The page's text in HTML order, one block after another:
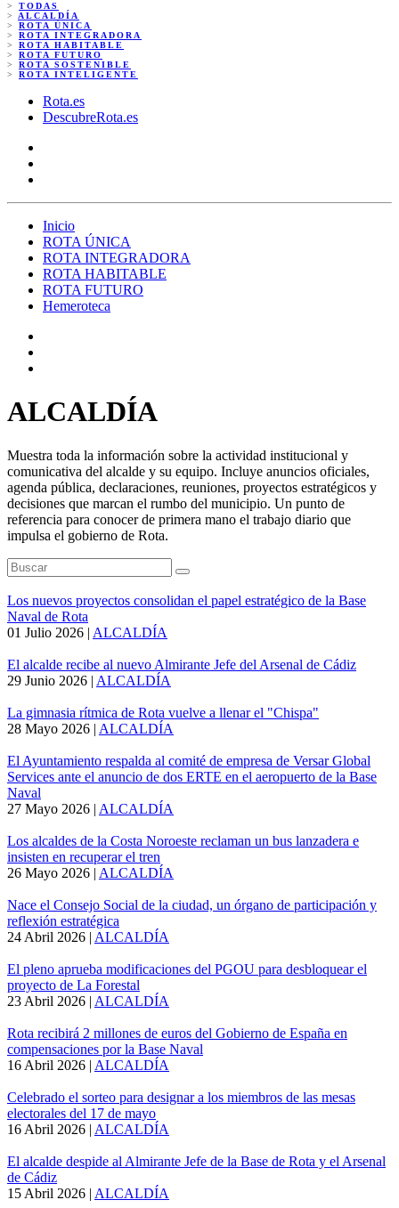
> TODAS
> ALCALDÍA
> ROTA ÚNICA
> ROTA INTEGRADORA
> ROTA HABITABLE
> ROTA FUTURO
> ROTA SOSTENIBLE
> ROTA INTELIGENTE
Rota.es
DescubreRota.es
Inicio
ROTA ÚNICA
ROTA INTEGRADORA
ROTA HABITABLE
ROTA FUTURO
Hemeroteca
ALCALDÍA
Muestra toda la información sobre la actividad institucional y
comunicativa del alcalde y su equipo. Incluye anuncios oficiales,
agenda pública, declaraciones, reuniones, proyectos estratégicos y
decisiones que marcan el rumbo del municipio. Un punto de
referencia para conocer de primera mano el trabajo diario que
impulsa el gobierno de Rota.
Los nuevos proyectos consolidan el papel estratégico de la Base
Naval de Rota
01 Julio 2026 | ALCALDÍA
El alcalde recibe al nuevo Almirante Jefe del Arsenal de Cádiz
29 Junio 2026 | ALCALDÍA
La gimnasia rítmica de Rota vuelve a llenar el "Chispa"
28 Mayo 2026 | ALCALDÍA
El Ayuntamiento respalda al comité de empresa de Versar Global
Services ante el anuncio de dos ERTE en el aeropuerto de la Base
Naval
27 Mayo 2026 | ALCALDÍA
Los alcaldes de la Costa Noroeste reclaman un bus lanzadera e
insisten en recuperar el tren
26 Mayo 2026 | ALCALDÍA
Nace el Consejo Social de la ciudad, un órgano de participación y
reflexión estratégica
24 Abril 2026 | ALCALDÍA
El pleno aprueba modificaciones del PGOU para desbloquear el
proyecto de La Forestal
23 Abril 2026 | ALCALDÍA
Rota recibirá 2 millones de euros del Gobierno de España en
compensaciones por la Base Naval
16 Abril 2026 | ALCALDÍA
Celebrado el sorteo para designar a los miembros de las mesas
electorales del 17 de mayo
16 Abril 2026 | ALCALDÍA
El alcalde despide al Almirante Jefe de la Base de Rota y el Arsenal
de Cádiz
15 Abril 2026 | ALCALDÍA